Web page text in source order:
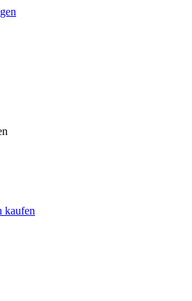
kaufen